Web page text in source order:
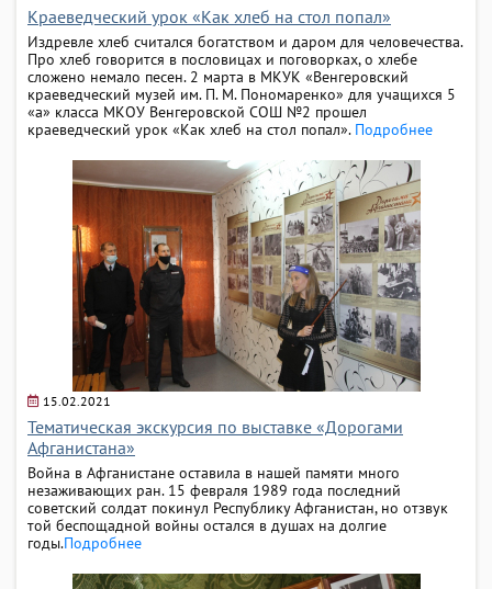
Краеведческий урок «Как хлеб на стол попал»
Издревле хлеб считался богатством и даром для человечества.
Про хлеб говорится в пословицах и поговорках, о хлебе
сложено немало песен. 2 марта в МКУК «Венгеровский
краеведческий музей им. П. М. Пономаренко» для учащихся 5
«а» класса МКОУ Венгеровской СОШ №2 прошел
краеведческий урок «Как хлеб на стол попал». Подробнее
15.02.2021
Тематическая экскурсия по выставке «Дорогами
Афганистана»
Война в Афганистане оставила в нашей памяти много
незаживающих ран. 15 февраля 1989 года последний
советский солдат покинул Республику Афганистан, но отзвук
той беспощадной войны остался в душах на долгие
годы.Подробнее